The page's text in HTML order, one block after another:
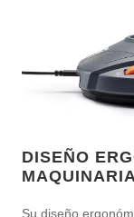
DISEÑO
Su diseño